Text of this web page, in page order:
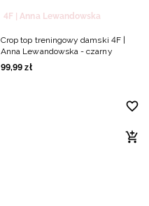
4F | Anna Lewandowska
Crop top treningowy damski 4F |
Anna Lewandowska - czarny
99,99 zł